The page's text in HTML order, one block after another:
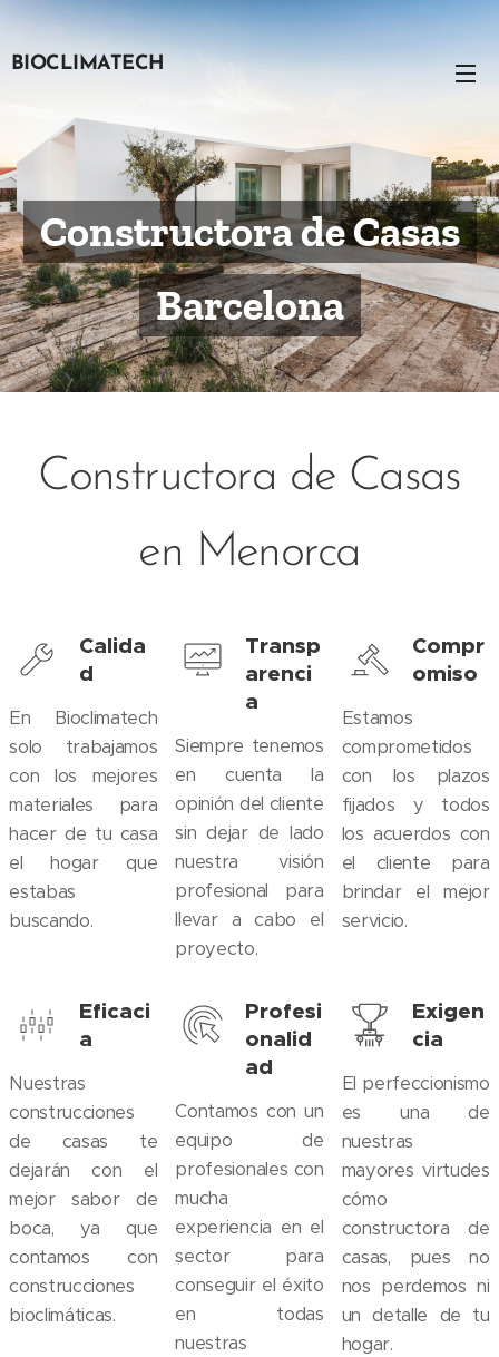
BIOCLIMATECH
Constructora de Casas
Barcelona
Constructora de Casas
en Menorca
Calida
d
En Bioclimatech
solo trabajamos
con los mejores
materiales para
hacer de tu casa
el hogar que
estabas
buscando.
Transp
arenci
a
Siempre tenemos
en cuenta la
opinión del cliente
sin dejar de lado
nuestra visión
profesional para
llevar a cabo el
proyecto.
Compr
omiso
Estamos
comprometidos
con los plazos
fijados y todos
los acuerdos con
el cliente para
brindar el mejor
servicio.
Eficaci
a
Nuestras
construcciones
de casas te
dejarán con el
mejor sabor de
boca, ya que
contamos con
construcciones
bioclimáticas.
Profesi
onalid
ad
Contamos con un
equipo de
profesionales con
mucha
experiencia en el
sector para
conseguir el éxito
en todas
nuestras
Exigen
cia
El perfeccionismo
es una de
nuestras
mayores virtudes
cómo
constructora de
casas, pues no
nos perdemos ni
un detalle de tu
hogar.